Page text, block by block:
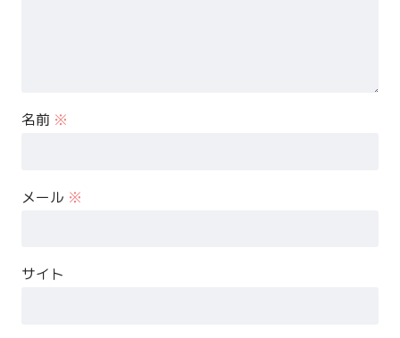
名前 ※
メール ※
サイト